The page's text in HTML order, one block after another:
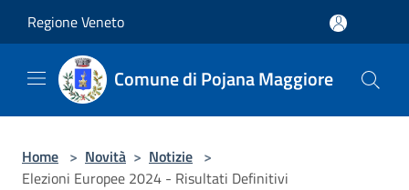
Regione Veneto
Comune di Pojana Maggiore
Home > Novità > Notizie >
Elezioni Europee 2024 - Risultati Definitivi